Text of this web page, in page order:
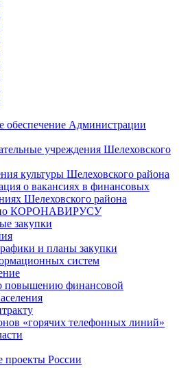
обеспечение Администрации
учреждения Шелеховского
культуры Шелеховского района
о вакансиях в финансовых
Шелеховского района
КОРОНАВИРУСУ
закупки
и планы закупки
систем
повышению финансовой
«горячих телефонных линий»
проекты России